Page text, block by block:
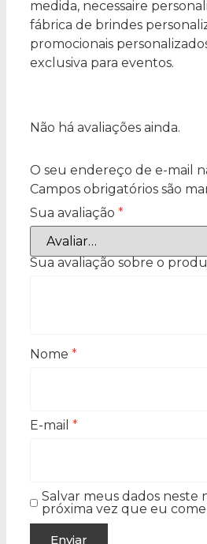
medida, necessaire
fábrica de brindes
promocionais
exclusiva para eventos.
Não há avaliações ainda.
O seu endereço de e-mail
Campos obrigatórios são
Sua avaliação *
Sua avaliação sobre o
Nome *
E-mail *
Salvar meus dados neste
próxima vez que eu